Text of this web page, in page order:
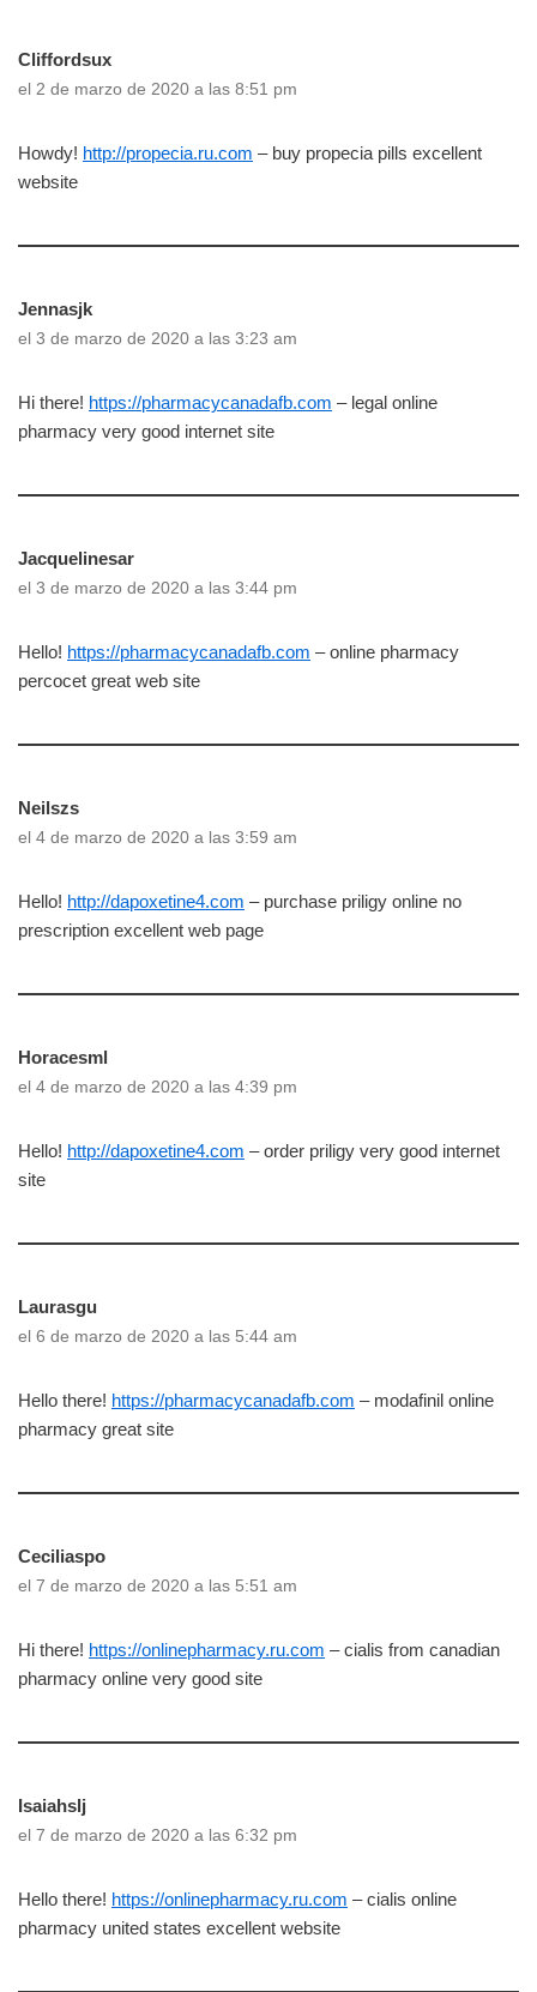
Cliffordsux
el 2 de marzo de 2020 a las 8:51 pm
Howdy! http://propecia.ru.com – buy propecia pills excellent
website
Jennasjk
el 3 de marzo de 2020 a las 3:23 am
Hi there! https://pharmacycanadafb.com – legal online
pharmacy very good internet site
Jacquelinesar
el 3 de marzo de 2020 a las 3:44 pm
Hello! https://pharmacycanadafb.com – online pharmacy
percocet great web site
Neilszs
el 4 de marzo de 2020 a las 3:59 am
Hello! http://dapoxetine4.com – purchase priligy online no
prescription excellent web page
Horacesml
el 4 de marzo de 2020 a las 4:39 pm
Hello! http://dapoxetine4.com – order priligy very good internet
site
Laurasgu
el 6 de marzo de 2020 a las 5:44 am
Hello there! https://pharmacycanadafb.com – modafinil online
pharmacy great site
Ceciliaspo
el 7 de marzo de 2020 a las 5:51 am
Hi there! https://onlinepharmacy.ru.com – cialis from canadian
pharmacy online very good site
Isaiahslj
el 7 de marzo de 2020 a las 6:32 pm
Hello there! https://onlinepharmacy.ru.com – cialis online
pharmacy united states excellent website